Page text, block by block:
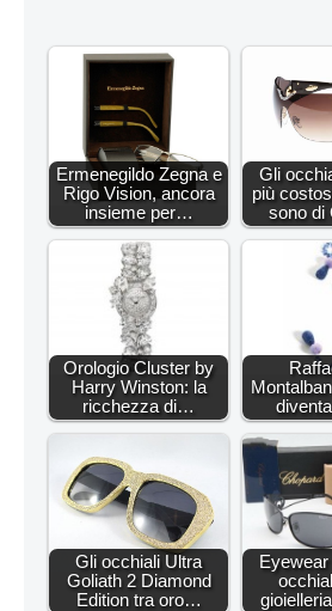
Ermenegildo Zegna e
Rigo Vision, ancora
insieme per…
Gli
più
sono di
Orologio Cluster by
Harry Winston: la
ricchezza di…
Gli occhiali Ultra
Goliath 2 Diamond
Edition tra oro…